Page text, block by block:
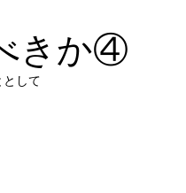
きか④
して